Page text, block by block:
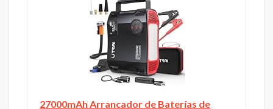
27000mAh Arrancador de Baterías de